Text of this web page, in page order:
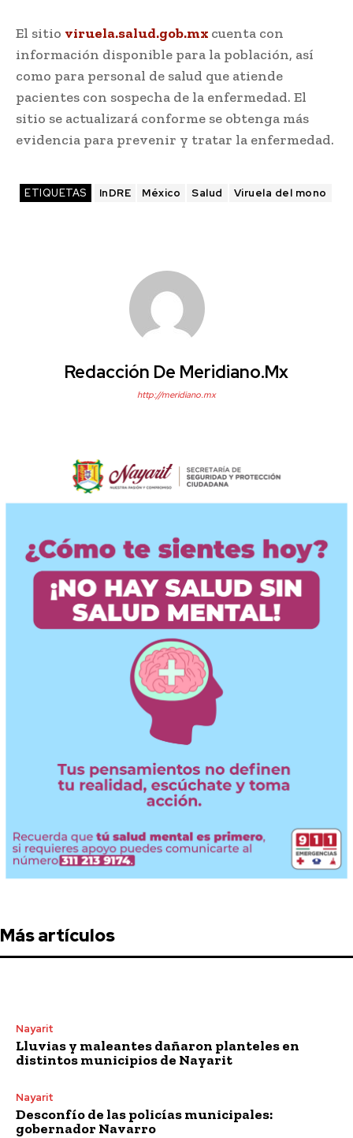
El sitio viruela.salud.gob.mx cuenta con
información disponible para la población, así
como para personal de salud que atiende
pacientes con sospecha de la enfermedad. El
sitio se actualizará conforme se obtenga más
evidencia para prevenir y tratar la enfermedad.
ETIQUETAS InDRE México Salud Viruela del mono
Redacción De Meridiano.mx
http://meridiano.mx
Más artículos
Nayarit
Lluvias y maleantes dañaron planteles en
distintos municipios de Nayarit
Nayarit
Desconfío de las policías municipales:
gobernador Navarro